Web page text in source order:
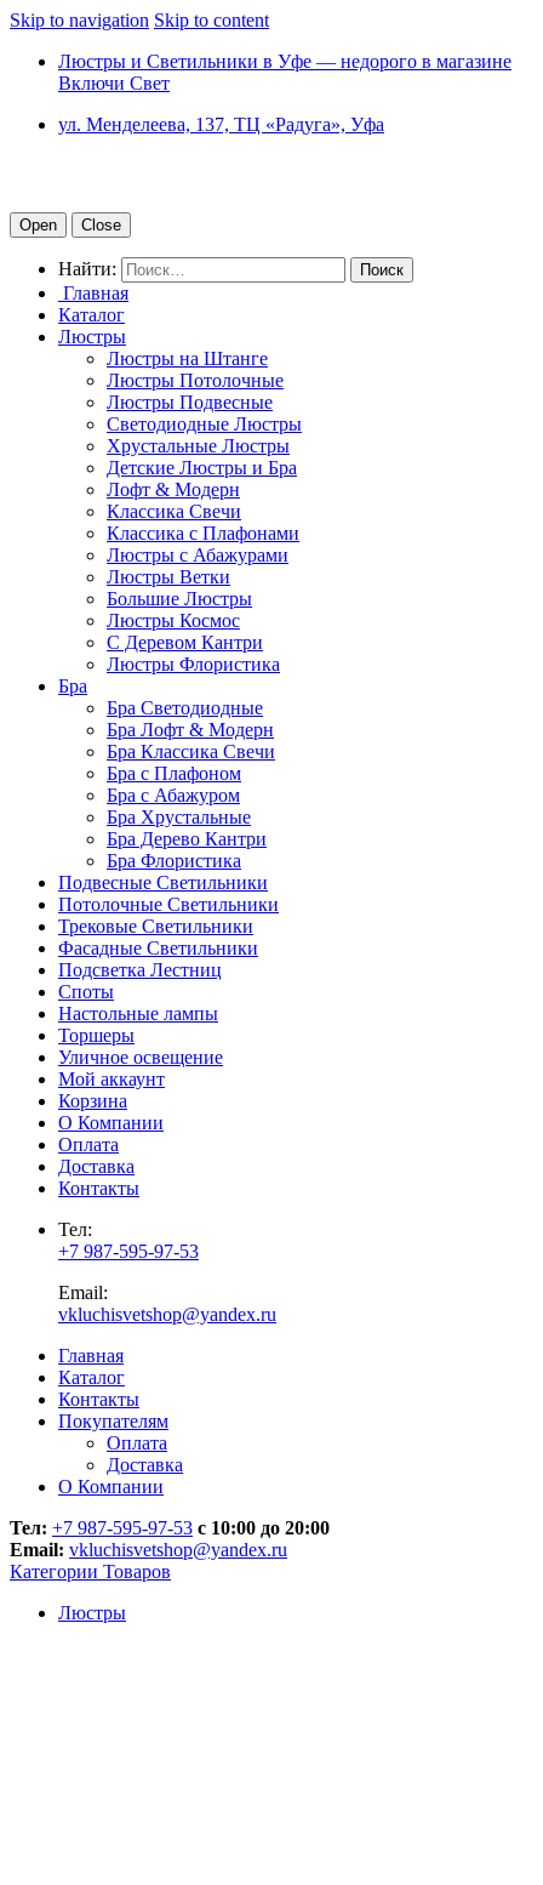
Skip to navigation Skip to content
Люстры и Светильники в Уфе — недорого в магазине
Включи Свет
ул. Менделеева, 137, ТЦ «Радуга», Уфа
Open Close
Найти:
Главная
Каталог
Люстры
Люстры на Штанге
Люстры Потолочные
Люстры Подвесные
Светодиодные Люстры
Хрустальные Люстры
Детские Люстры и Бра
Лофт & Модерн
Классика Свечи
Классика с Плафонами
Люстры с Абажурами
Люстры Ветки
Большие Люстры
Люстры Космос
С Деревом Кантри
Люстры Флористика
Бра
Бра Светодиодные
Бра Лофт & Модерн
Бра Классика Свечи
Бра с Плафоном
Бра с Абажуром
Бра Хрустальные
Бра Дерево Кантри
Бра Флористика
Подвесные Светильники
Потолочные Светильники
Трековые Светильники
Фасадные Светильники
Подсветка Лестниц
Споты
Настольные лампы
Торшеры
Уличное освещение
Мой аккаунт
Корзина
О Компании
Оплата
Доставка
Контакты
Тел:
+7 987-595-97-53
Email:
vkluchisvetshop@yandex.ru
Главная
Каталог
Контакты
Покупателям
Оплата
Доставка
О Компании
Тел: +7 987-595-97-53 с 10:00 до 20:00
Email: vkluchisvetshop@yandex.ru
Категории Товаров
Люстры